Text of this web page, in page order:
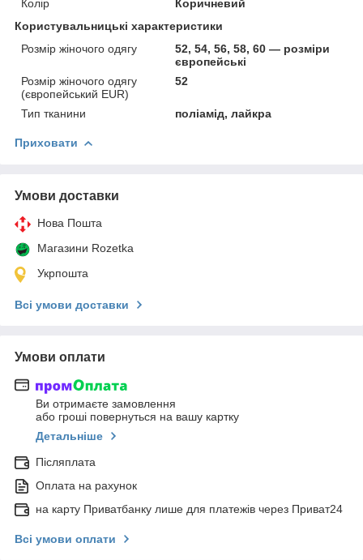
Колір
Коричневий
Користувальницькі характеристики
Розмір жіночого одягу
52, 54, 56, 58, 60 — розміри
європейські
Розмір жіночого одягу
(європейський EUR)
52
Тип тканини поліамід, лайкра
Приховати
Умови доставки
Нова Пошта
Магазини Rozetka
Укрпошта
Всі умови доставки
Умови оплати
Ви отримаєте замовлення
або гроші повернуться на вашу картку
Детальніше
Післяплата
Оплата на рахунок
на карту Приватбанку лише для платежів через Приват24
Всі умови оплати